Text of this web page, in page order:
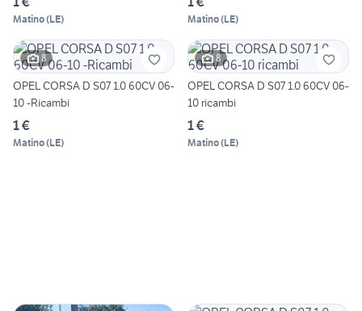
Matino(LE) Matino(LE)
8
OPEL CORSA D S07 1.0 60CV 06-
10 -Ricambi
1 €
Matino(LE)
8
OPEL CORSA D S07 1.0 60CV 06-
10 ricambi
1 €
Matino(LE)